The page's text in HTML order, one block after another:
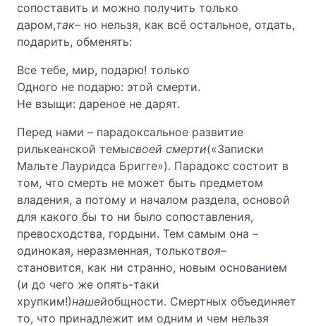
сопоставить и можно получить только
даром,так– но нельзя, как всё остальное, отдать,
подарить, обменять:
Все тебе, мир, подарю! только
Одного не подарю: этой смерти.
Не взыщи: дареное не дарят.
Перед нами – парадоксальное развитие
рилькеанской темысвоей смерти(«Записки
Мальте Лауридса Бригге»). Парадокс состоит в
том, что смерть не может быть предметом
владения, а потому и началом раздела, основой
для какого бы то ни было сопоставления,
превосходства, гордыни. Тем самым она –
одинокая, неразменная, толькотвоя–
становится, как ни странно, новым основанием
(и до чего же опять-таки
хрупким!)нашейобщности. Смертных объединяет
то, что принадлежит им одним и чем нельзя